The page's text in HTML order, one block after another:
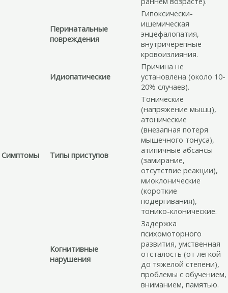
Перинатальные
повреждения
Гипоксически-
ишемическая
энцефалопатия,
внутричерепные
кровоизлияния.
Идиопатические
Причина не
установлена (около 10-
20% случаев).
Симптомы Типы приступов
Тонические
(напряжение мышц),
атонические
(внезапная потеря
мышечного тонуса),
атипичные абсансы
(замирание,
отсутствие реакции),
миоклонические
(короткие
подергивания),
тонико-клонические.
Когнитивные
нарушения
Задержка
психомоторного
развития, умственная
отсталость (от легкой
до тяжелой степени),
проблемы с обучением,
вниманием, памятью.